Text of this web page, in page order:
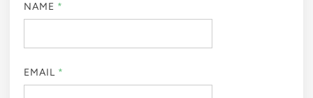
NAME *
EMAIL *